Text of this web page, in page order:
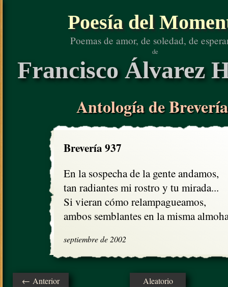
Poesía del
Poemas de amor, de soledad, de
de
Francisco Álvarez
Antología de
Brevería 937
En la sospecha de la gente andamos,
tan radiantes mi rostro y tu mirada...
Si vieran cómo relampagueamos,
ambos semblantes en la misma
septiembre de 2002
← Anterior Aleatorio